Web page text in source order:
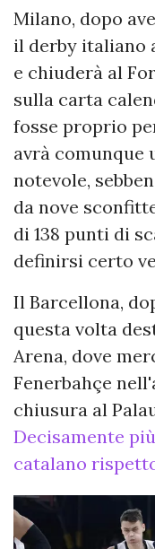
Milano, dopo
il derby italiano
e chiuderà al
sulla carta
fosse proprio
avrà comunque
notevole,
da nove
di 138 punti di
definirsi certo
Il Barcellona,
questa volta
Arena, dove
Fenerbahçe
chiusura al
Decisamente
catalano